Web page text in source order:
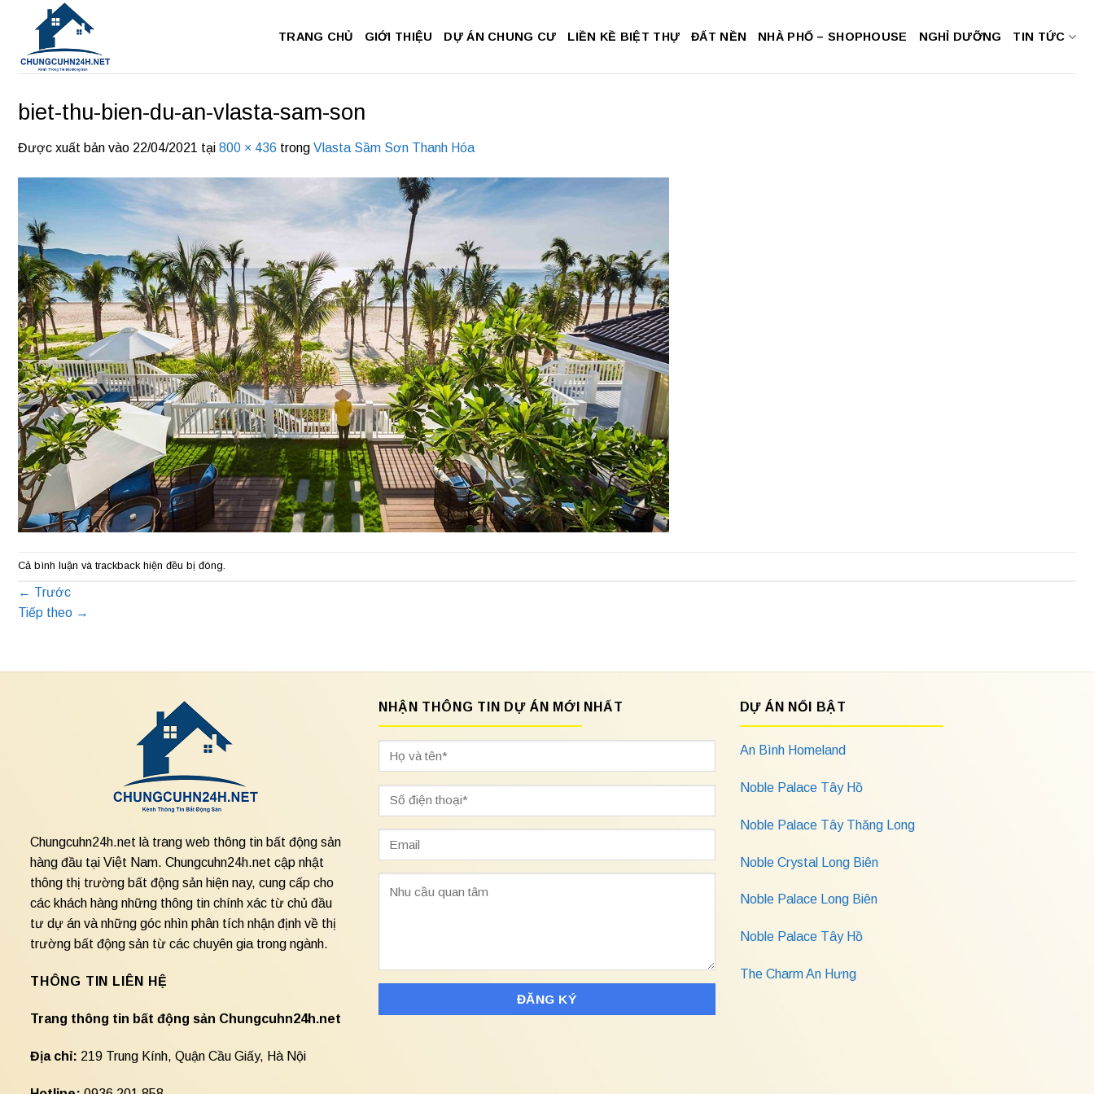
dung
TRANG CHỦ GIỚI THIỆU DỰ ÁN CHUNG CƯ LIỀN KỀ BIỆT THỰ ĐẤT NỀN NHÀ PHỐ – SHOPHOUSE NGHỈ DƯỠNG TIN TỨC
biet-thu-bien-du-an-vlasta-sam-son
Được xuất bản vào 22/04/2021 tại 800 × 436 trong Vlasta Sầm Sơn Thanh Hóa
Cả bình luận và trackback hiện đều bị đóng.
← Trước
Tiếp theo →
Chungcuhn24h.net là trang web thông tin bất động sản
hàng đầu tại Việt Nam. Chungcuhn24h.net cập nhật
thông thị trường bất động sản hiện nay, cung cấp cho
các khách hàng những thông tin chính xác từ chủ đầu
tư dự án và những góc nhìn phân tích nhận định về thị
trường bất động sản từ các chuyên gia trong ngành.
THÔNG TIN LIÊN HỆ
Trang thông tin bất động sản Chungcuhn24h.net
Địa chỉ: 219 Trung Kính, Quận Cầu Giấy, Hà Nội
NHẬN THÔNG TIN DỰ ÁN MỚI NHẤT DỰ ÁN NỔI BẬT
An Bình Homeland
Noble Palace Tây Hồ
Noble Palace Tây Thăng Long
Noble Crystal Long Biên
Noble Palace Long Biên
Noble Palace Tây Hồ
The Charm An Hưng